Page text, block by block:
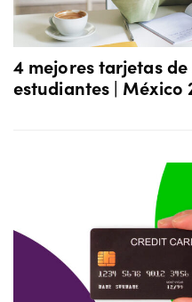
4 mejores tarjetas
estudiantes | México